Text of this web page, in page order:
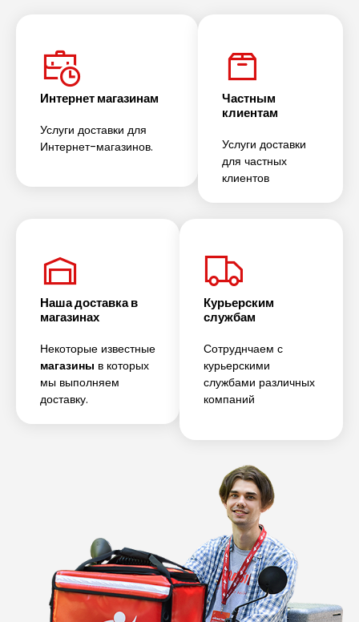
Интернет магазинам
Услуги доставки для
Интернет-магазинов.
Частным
клиентам
Услуги доставки
для частных
клиентов
Наша доставка в
магазинах
Некоторые известные
магазины в которых
мы выполняем
доставку.
Курьерским
службам
Сотруднчаем с
курьерскими
службами различных
компаний